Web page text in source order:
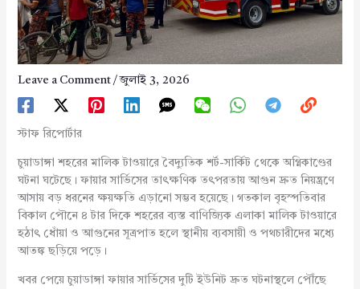
Leave a Comment /জুলাই 3, 2026
স্টাফ রিপোর্টার
চুয়াডাঙ্গা শহরের মালিক টাওয়ারে বৈদ্যুতিক শর্ট-সার্কিট থেকে অগ্নিকাণ্ডের
ঘটনা ঘটেছে। ফায়ার সার্ভিসের তাৎক্ষণিক তৎপরতায় আগুন দ্রুত নিয়ন্ত্রণে
আসায় বড় ধরনের ক্ষয়ক্ষতি এড়ানো সম্ভব হয়েছে। গতকাল বৃহস্পতিবার
বিকাল পৌনে ৪ টার দিকে শহরের ব্যস্ত বাণিজ্যিক এলাকা মালিক টাওয়ারে
হঠাৎ ধোঁয়া ও আগুনের সূত্রপাত হলে স্থানীয় ব্যবসায়ী ও পথচারীদের মধ্যে
আতঙ্ক ছড়িয়ে পড়ে।
খবর পেয়ে চুয়াডাঙ্গা ফায়ার সার্ভিসের দুটি ইউনিট দ্রুত ঘটনাস্থলে পৌঁছে